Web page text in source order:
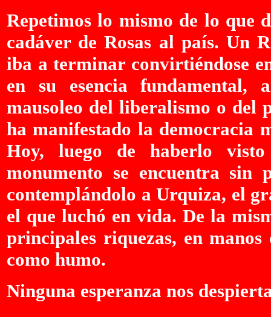
Repetimos lo mismo de lo que
cadáver de Rosas al país. Un
iba a terminar convirtiéndose
en su esencia fundamental,
mausoleo del liberalismo o del
ha manifestado la democracia
Hoy, luego de haberlo
monumento se encuentra
contemplándolo a Urquiza, el
el que luchó en vida. De la
principales riquezas, en
como humo.
Ninguna esperanza nos